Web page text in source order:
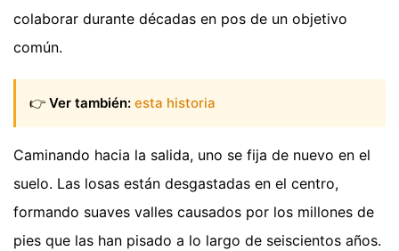
colaborar durante décadas en pos de un objetivo
común.
👉 Ver también: esta historia
Caminando hacia la salida, uno se fija de nuevo en el
suelo. Las losas están desgastadas en el centro,
formando suaves valles causados por los millones de
pies que las han pisado a lo largo de seiscientos años.